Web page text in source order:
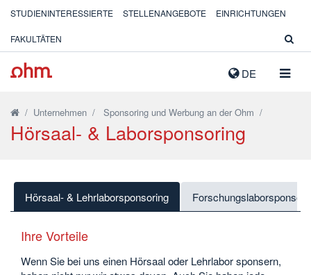
DE
STUDIENINTERESSIERTE STELLENANGEBOTE EINRICHTUNGEN
FAKULTÄTEN
/ Unternehmen / Sponsoring und Werbung an der Ohm /
Hörsaal- & Laborsponsoring
Hörsaal- & Lehrlaborsponsoring
Ihre Vorteile
Wenn Sie bei uns einen Hörsaal oder Lehrlabor sponsern,